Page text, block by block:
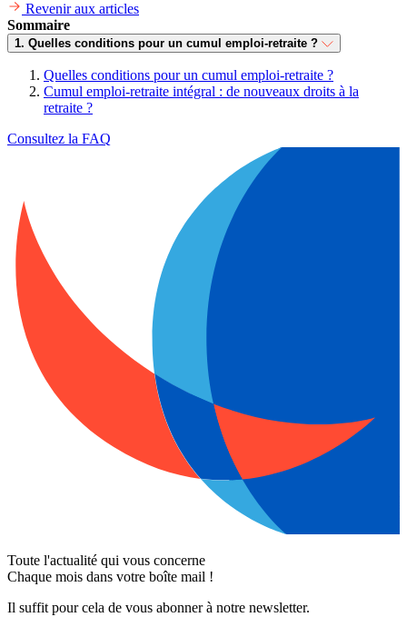
Revenir aux articles
Sommaire
1. Quelles conditions pour un cumul emploi-retraite ?
Quelles conditions pour un cumul emploi-retraite ?
Cumul emploi-retraite intégral : de nouveaux droits à la
retraite ?
Consultez la FAQ
Toute l'actualité qui vous concerne
Chaque mois dans votre boîte mail !
Il suffit pour cela de vous abonner à notre newsletter.